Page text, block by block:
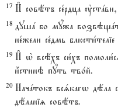
17 И# совётъ се1рдца
18 душa бо мyжа
не1жели се1дмь
19 И# њ всёхъ си1хъ
и4стинэ пyть тво1й.
20 Начaтокъ всsкагw дёла
дёланіz совётъ.